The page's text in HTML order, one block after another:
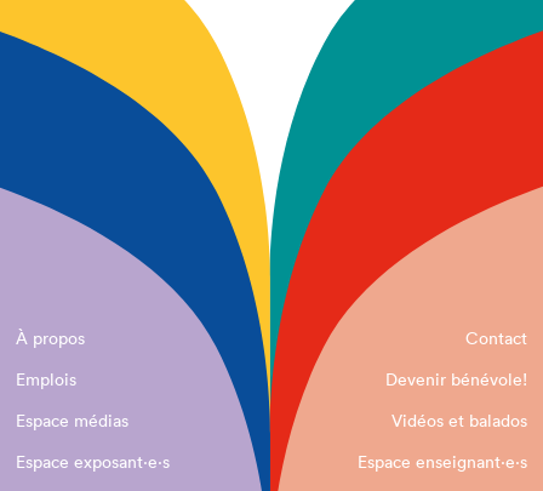
À propos
Contact
Emplois
Devenir bénévole!
Espace médias
Vidéos et balados
Espace exposant·e⋅s
Espace enseignant·e⋅s